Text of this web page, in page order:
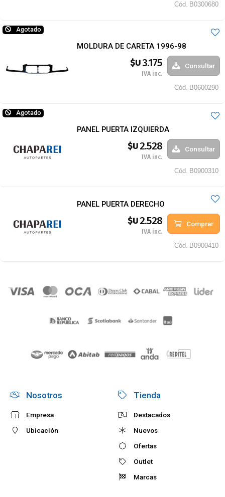
Cód. B0300680
Agotado
MOLDURA DE CARETA 1996-98
$U3.175
IVA inc.
Consultar
Cód. B0600290
Agotado
PANEL PUERTA IZQUIERDA
$U2.528
IVA inc.
Consultar
Cód. B0900310
PANEL PUERTA DERECHO
$U2.528
IVA inc.
Comprar
Cód. B0900410
Nosotros
Empresa
Ubicación
Tienda
Destacados
Nuevos
Ofertas
Outlet
Marcas